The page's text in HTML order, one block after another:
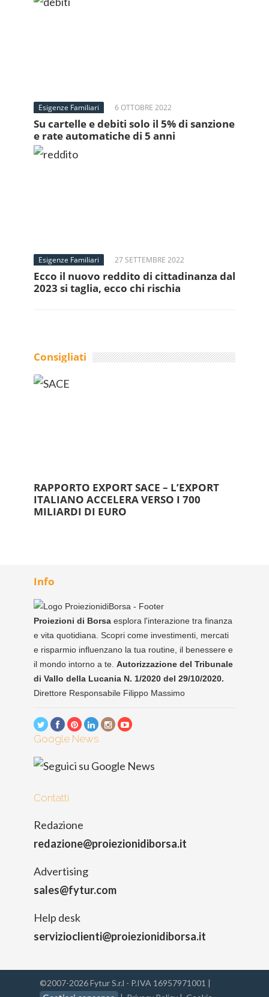
Esigenze Familiari 6 OTTOBRE 2022
Su cartelle e debiti solo il 5% di sanzione
e rate automatiche di 5 anni
Esigenze Familiari 27 SETTEMBRE 2022
Ecco il nuovo reddito di cittadinanza dal
2023 si taglia, ecco chi rischia
Consigliati
RAPPORTO EXPORT SACE – L’EXPORT
ITALIANO ACCELERA VERSO I 700
MILIARDI DI EURO
Info
Proiezioni di Borsa esplora l'interazione tra finanza
e vita quotidiana. Scopri come investimenti, mercati
e risparmio influenzano la tua routine, il benessere e
il mondo intorno a te. Autorizzazione del Tribunale
di Vallo della Lucania N. 1/2020 del 29/10/2020.
Direttore Responsabile Filippo Massimo
Google News
Contatti
Redazione
redazione@proiezionidiborsa.it
Advertising
sales@fytur.com
Help desk
servizioclienti@proiezionidiborsa.it
©2007-2026 Fytur S.r.l - P.IVA 16957971001 |